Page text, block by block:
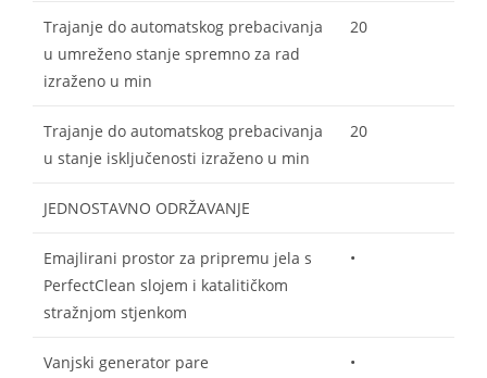
Trajanje do automatskog prebacivanja
u umreženo stanje spremno za rad
izraženo u min
20
Trajanje do automatskog prebacivanja
u stanje isključenosti izraženo u min
20
JEDNOSTAVNO ODRŽAVANJE
Emajlirani prostor za pripremu jela s
PerfectClean slojem i katalitičkom
stražnjom stjenkom
•
Vanjski generator pare •